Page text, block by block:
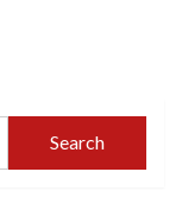
Search